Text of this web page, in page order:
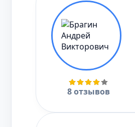
8 отзывов